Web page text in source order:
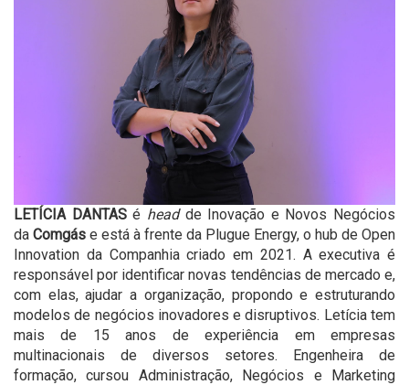
LETÍCIA DANTASé headde Inovação e Novos Negócios
da Comgás e está à frente da Plugue Energy, o hub de Open
Innovation da Companhia criado em 2021. A executiva é
responsável por identificar novas tendências de mercado e,
com elas, ajudar a organização, propondo e estruturando
modelos de negócios inovadores e disruptivos. Letícia tem
mais de 15 anos de experiência em empresas
multinacionais de diversos setores. Engenheira de
formação, cursou Administração, Negócios e Marketing